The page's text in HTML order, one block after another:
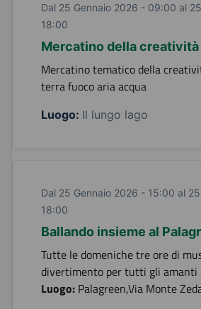
Dal 25 Gennaio 2026 - 09:00 al
18:00
Mercatino della creatività
Mercatino tematico della
terra fuoco aria acqua
Luogo: Il lungo lago
Dal 25 Gennaio 2026 - 15:00 al
18:00
Ballando insieme al
Tutte le domeniche tre ore di
divertimento per tutti gli amanti
Luogo: Palagreen,Via Monte